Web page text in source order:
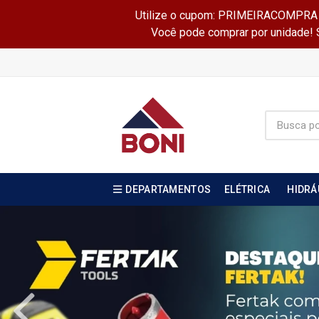
Utilize o cupom:
Você pode comprar por unidade!
DEPARTAMENTOS ELÉTRICA